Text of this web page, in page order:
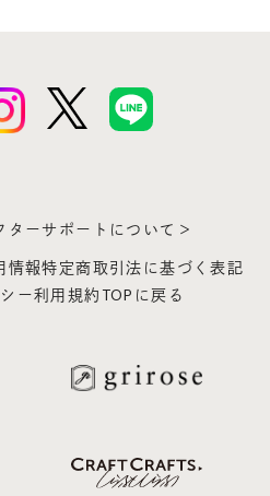
ターサポートについて＞
情報特定商取引法に基づく表記
ー利用規約 TOPに戻る